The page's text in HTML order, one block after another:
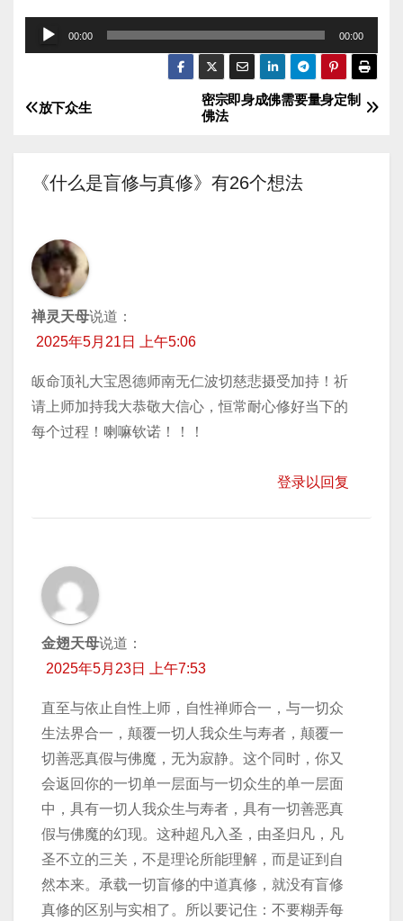
频
放
00:00 00:00
文
导
密宗即身成佛需要量身定制
佛法
放下众生
《什么是盲修与真修》有26个想法
禅灵天母说道：
2025年5月21日 上午5:06
皈命顶礼大宝恩德师南无仁波切慈悲摄受加持！祈
请上师加持我大恭敬大信心，恒常耐心修好当下的
每个过程！喇嘛钦诺！！！
登录以回复
金翅天母说道：
2025年5月23日 上午7:53
直至与依止自性上师，自性禅师合一，与一切众
生法界合一，颠覆一切人我众生与寿者，颠覆一
切善恶真假与佛魔，无为寂静。这个同时，你又
会返回你的一切单一层面与一切众生的单一层面
中，具有一切人我众生与寿者，具有一切善恶真
假与佛魔的幻现。这种超凡入圣，由圣归凡，凡
圣不立的三关，不是理论所能理解，而是证到自
然本来。承载一切盲修的中道真修，就没有盲修
真修的区别与实相了。所以要记住：不要糊弄每